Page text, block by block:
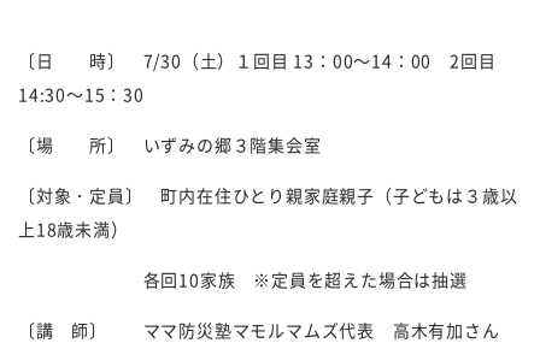
お問い合せ
行事予定
〔日 時〕 7/30 （土）１回目 13 ： 00～14 ： 00
2回目
14:30～15 ： 30
〔場 所〕 いずみの郷３階集会室
〔対象・定員〕 町内在住ひとり親家庭親子（子どもは３歳以
上18歳未満）
各回10家族 ※定員を超えた場合は抽選
〔講 師〕 ママ防災塾マモルマムズ代表 高木有加さん